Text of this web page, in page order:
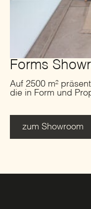
Forms
Auf 2500 m²
die in Form und
zum Showroom